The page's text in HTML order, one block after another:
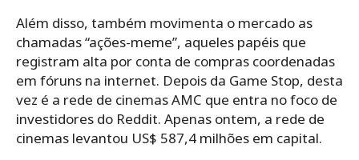
Além disso, também movimenta o mercado as
chamadas “ações-meme”, aqueles papéis que
registram alta por conta de compras coordenadas
em fóruns na internet. Depois da Game Stop, desta
vez é a rede de cinemas AMC que entra no foco de
investidores do Reddit. Apenas ontem, a rede de
cinemas levantou US$ 587,4 milhões em capital.